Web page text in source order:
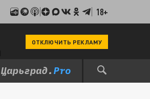
18+
ОТКЛЮЧИТЬ РЕКЛАМУ